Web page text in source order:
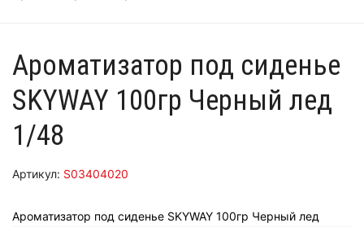
Ароматизатор под сиденье
SKYWAY 100гр Черный лед
1/48
Артикул: S03404020
Ароматизатор под сиденье SKYWAY 100гр Черный лед